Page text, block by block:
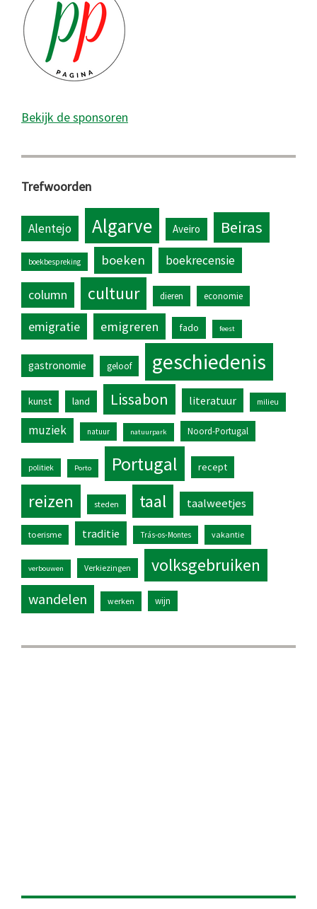
Bekijk de sponsoren
Trefwoorden
Alentejo Algarve Aveiro Beiras
boekbespreking boeken boekrecensie
column cultuur dieren economie
emigratie emigreren fado feest
gastronomie geloof geschiedenis
kunst land Lissabon literatuur milieu
muziek natuur natuurpark Noord-Portugal
politiek Porto Portugal recept
reizen steden taal taalweetjes
toerisme traditie Trás-os-Montes vakantie
verbouwen Verkiezingen volksgebruiken
wandelen werken wijn